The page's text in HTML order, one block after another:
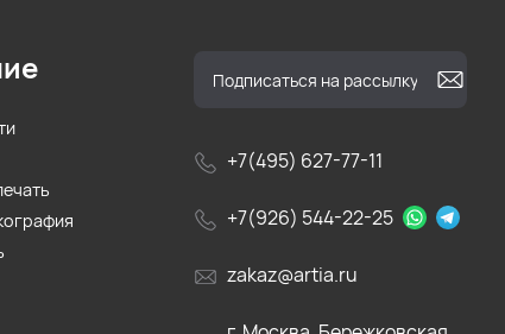
+7(495) 627-77-11
+7(926) 544-22-25
zakaz@artia.ru